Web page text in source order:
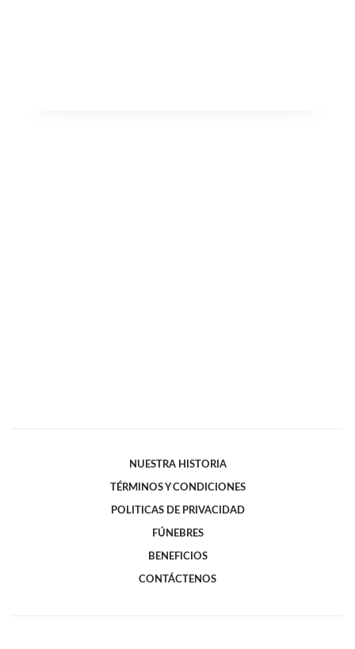
NUESTRA HISTORIA
TÉRMINOS Y CONDICIONES
POLITICAS DE PRIVACIDAD
FÚNEBRES
BENEFICIOS
CONTÁCTENOS